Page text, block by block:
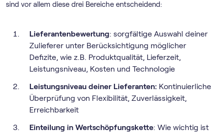
sind vor allem diese drei Bereiche entscheidend:
Lieferantenbewertung: sorgfältige Auswahl deiner
Zulieferer unter Berücksichtigung möglicher
Defizite, wie z.B. Produktqualität, Lieferzeit,
Leistungsniveau, Kosten und Technologie
Leistungsniveau deiner Lieferanten: Kontinuierliche
Überprüfung von Flexibilität, Zuverlässigkeit,
Erreichbarkeit
Einteilung in Wertschöpfungskette: Wie wichtig ist